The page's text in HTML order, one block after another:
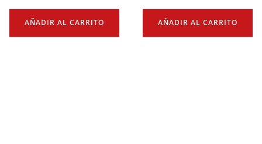
AÑADIR AL CARRITO AÑADIR AL CARRITO